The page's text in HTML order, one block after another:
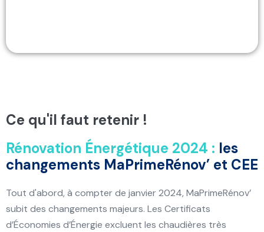
Ce qu'il faut retenir !
Rénovation Énergétique 2024 : les
changements MaPrimeRénov’ et CEE
Tout d'abord, à compter de janvier 2024, MaPrimeRénov’
subit des changements majeurs. Les Certificats
d’Économies d’Énergie excluent les chaudières très